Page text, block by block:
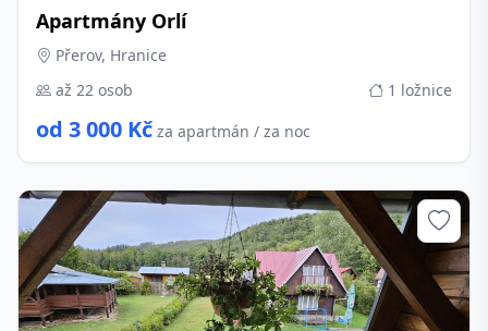
Apartmány Orlí
Přerov, Hranice
až 22 osob
1 ložnice
od 3 000 Kč za apartmán / za noc